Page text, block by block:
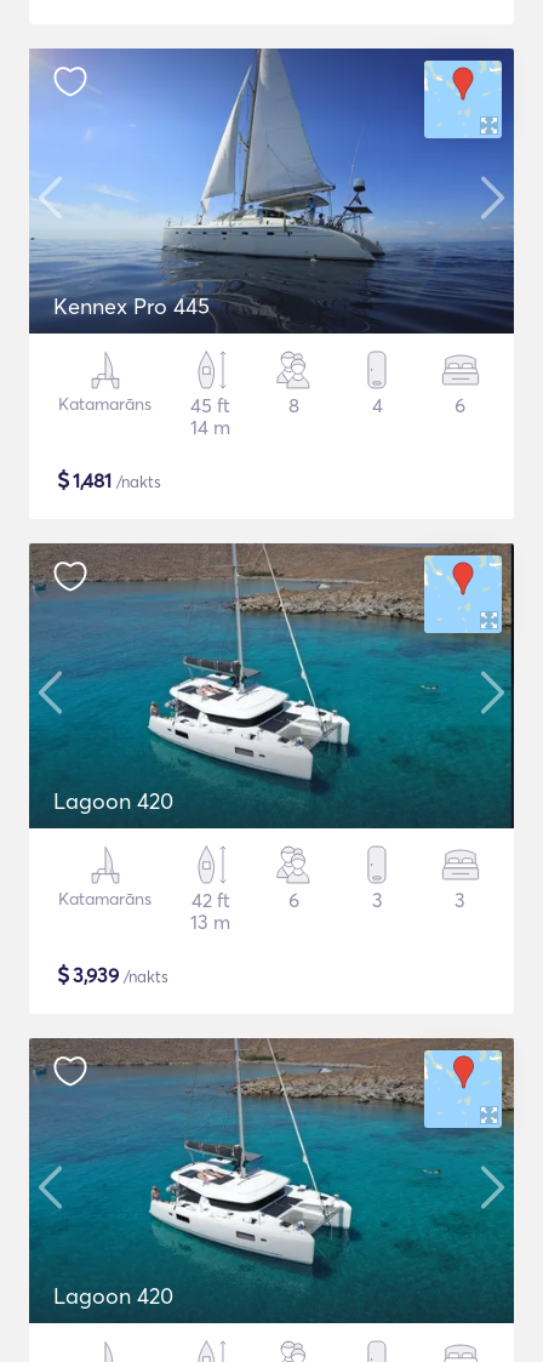
Kennex Pro 445
Katamarāns
45 ft
14 m
8 4 6
$1,481 /nakts
Lagoon 420
Katamarāns
42 ft
13 m
6 3 3
$3,939 /nakts
Lagoon 420